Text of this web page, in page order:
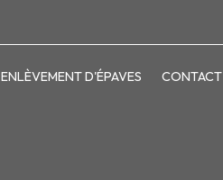
ENLÈVEMENT D'ÉPAVES CONTACT